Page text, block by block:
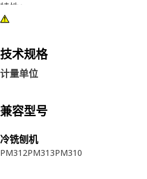
特性：
• 开启压力：34 kPa（4.9 psi）
• 出口：阳螺纹 SAE -6 STOR，9/
• 长度：37.2 mm（1.46 in）
• 六角尺寸：19 mm（0.75 in）
应用：
请参阅用户手册或联系当地 Cat 代
技术规格
计量单位
兼容型号
冷铣刨机
PM312PM313PM310